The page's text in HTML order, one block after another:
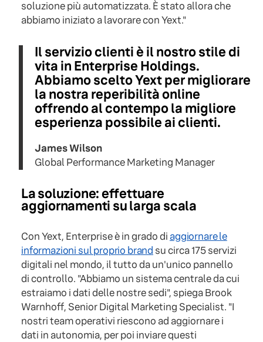
soluzione più automatizzata. È stato allora che
abbiamo iniziato a lavorare con Yext."
Il servizio clienti è il nostro stile di
vita in Enterprise Holdings.
Abbiamo scelto Yext per migliorare
la nostra reperibilità online
offrendo al contempo la migliore
esperienza possibile ai clienti.
James Wilson
Global Performance Marketing Manager
La soluzione: effettuare
aggiornamenti su larga scala
Con Yext, Enterprise è in grado di aggiornare le
informazioni sul proprio brand su circa 175 servizi
digitali nel mondo, il tutto da un'unico pannello
di controllo. "Abbiamo un sistema centrale da cui
estraiamo i dati delle nostre sedi", spiega Brook
Warnhoff, Senior Digital Marketing Specialist. "I
nostri team operativi riescono ad aggiornare i
dati in autonomia, per poi inviare questi